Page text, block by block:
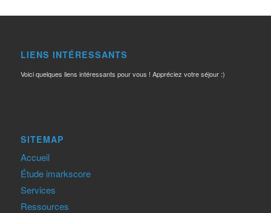
LIENS INTÉRESSANTS
Voici quelques liens intéressants pour vous ! Appréciez votre séjour :)
SITEMAP
Accueil
Étude imarkscore
Services
Ressources